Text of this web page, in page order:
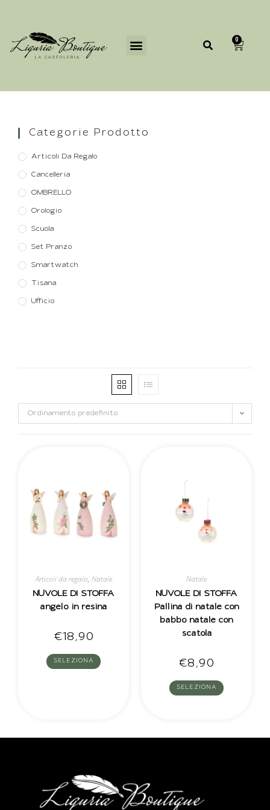
0
Categorie Prodotto
Articoli Da Regalo
Cancelleria
OMBRELLO
Orologio
Scuola
Set Pranzo
Smartwatch
Tisana
Ufficio
Ordinamento predefinito
Articoli da regalo, Natale
NUVOLE DI STOFFA
angelo in resina
€18,90
SELEZIONA
Natale
NUVOLE DI STOFFA
Pallina di natale con
babbo natale con
scatola
€8,90
SELEZIONA